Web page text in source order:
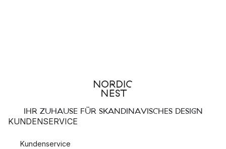
IHR ZUHAUSE FÜR SKANDINAVISCHES DESIGN
KUNDENSERVICE
Kundenservice